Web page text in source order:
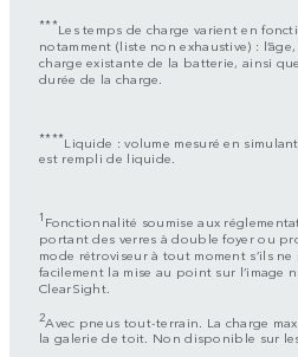
***Les temps de charge varient en
notamment (liste non exhaustive) :
charge existante de la batterie, ainsi
durée de la charge.
****Liquide : volume mesuré en
est rempli de liquide.
1 Fonctionnalité soumise aux
portant des verres à double foyer ou
mode rétroviseur à tout moment s’ils
facilement la mise au point sur l’image
ClearSight.
2Avec pneus tout-terrain. La charge
la galerie de toit. Non disponible sur